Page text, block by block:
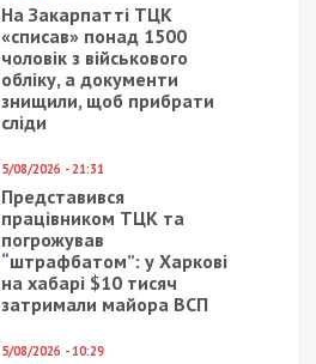
На Закарпатті ТЦК
«списав» понад 1500
чоловік з військового
обліку, а документи
знищили, щоб прибрати
сліди
5/08/2026 - 21:31
Представився
працівником ТЦК та
погрожував
“штрафбатом”: у Харкові
на хабарі $10 тисяч
затримали майора ВСП
5/08/2026 - 10:29